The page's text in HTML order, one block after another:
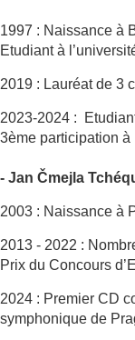
1997 : Naissance à
Etudiant à
2019 : Lauréat de 3
2023-2024 :
3ème participation
- Jan Čmejla
2003 : Naissance à
2013 - 2022 :
Prix du Concours
2024 : Premier CD
symphonique de